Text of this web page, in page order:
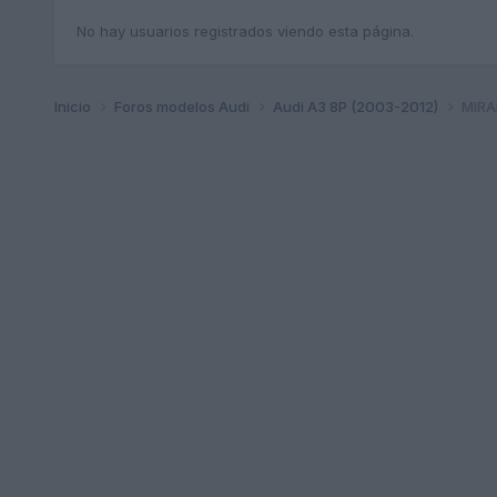
No hay usuarios registrados viendo esta página.
Inicio Foros modelos Audi Audi A3 8P (2003-2012)